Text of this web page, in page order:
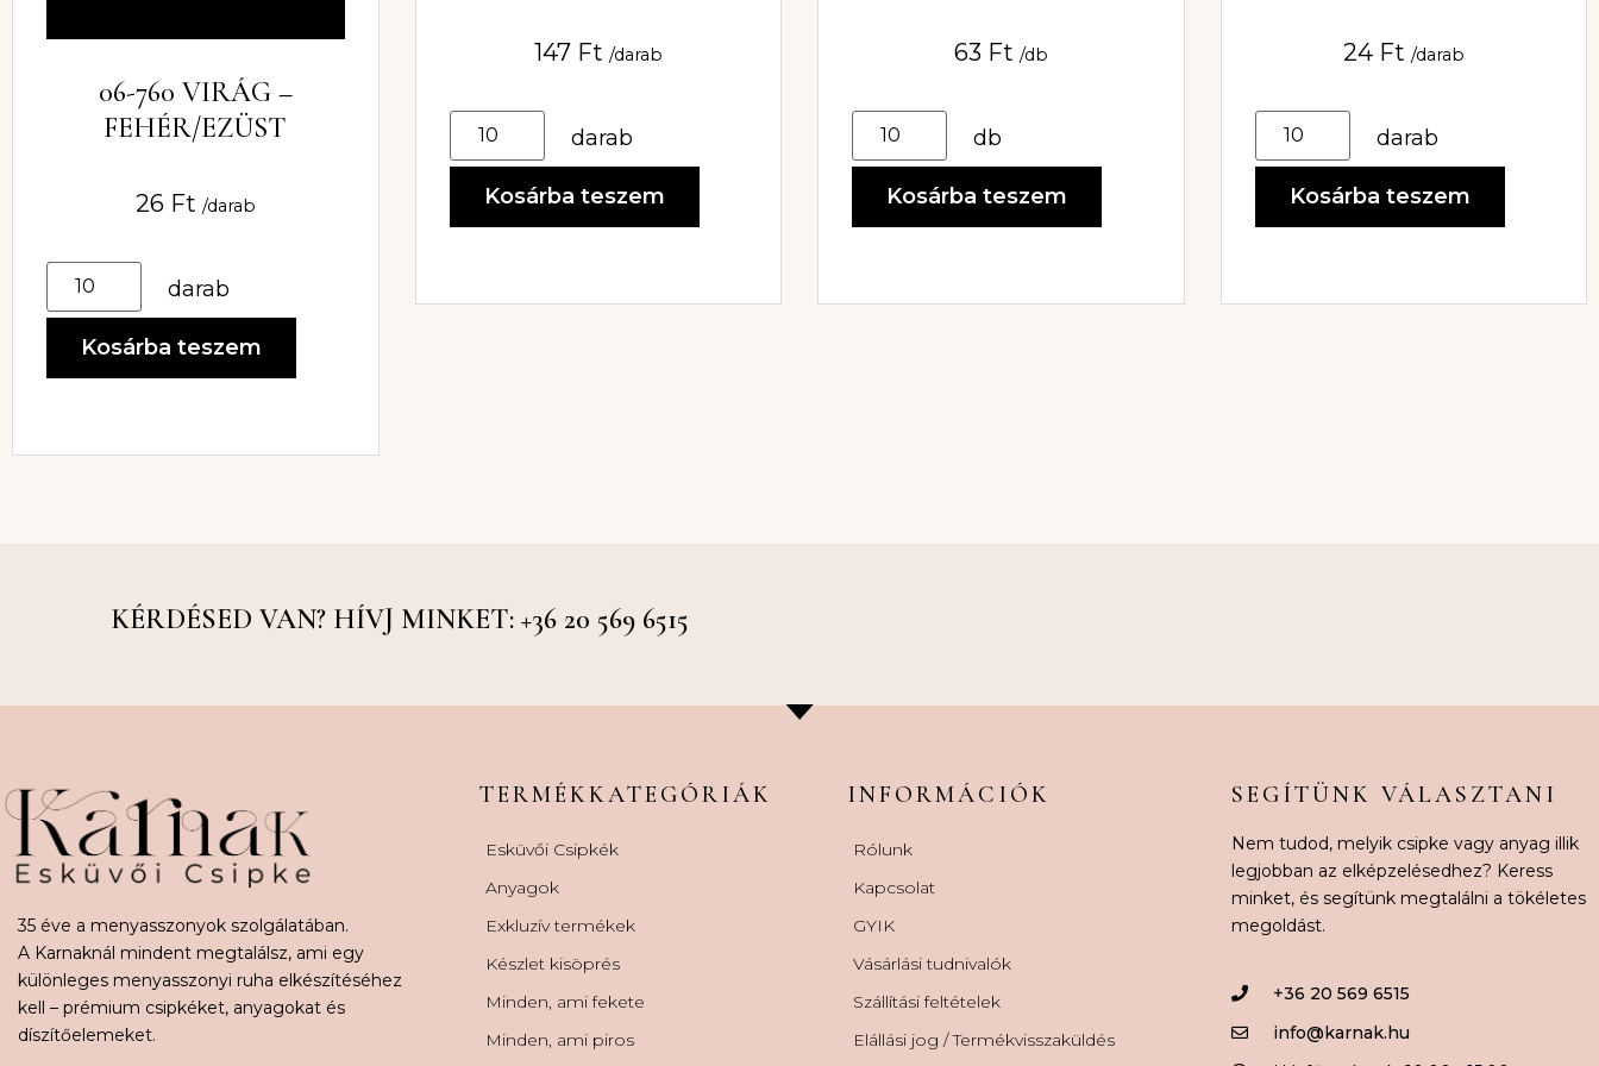
06-760 VIRÁG –
FEHÉR/EZÜST
26 Ft /darab
darab
Kosárba teszem
147 Ft /darab
darab
Kosárba teszem
63 Ft /db
db
Kosárba teszem
24 Ft /darab
darab
Kosárba teszem
KÉRDÉSED VAN? HÍVJ MINKET: +36 20 569 6515
35 éve a menyasszonyok szolgálatában.
A Karnaknál mindent megtalálsz, ami egy
különleges menyasszonyi ruha elkészítéséhez
kell – prémium csipkéket, anyagokat és
díszítőelemeket.
TERMÉKKATEGÓRIÁK
Esküvői Csipkék
Anyagok
Exkluzív termékek
Készlet kisöprés
Minden, ami fekete
Minden, ami piros
INFORMÁCIÓK
Rólunk
Kapcsolat
GYIK
Vásárlási tudnivalók
Szállítási feltételek
Elállási jog / Termékvisszaküldés
SEGÍTÜNK VÁLASZTANI
Nem tudod, melyik csipke vagy anyag illik
legjobban az elképzelésedhez? Keress
minket, és segítünk megtalálni a tökéletes
megoldást.
+36 20 569 6515
info@karnak.hu